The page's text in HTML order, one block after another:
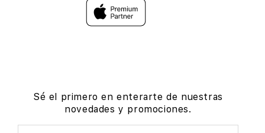
Sé el primero en enterarte de nuestras
novedades y promociones.